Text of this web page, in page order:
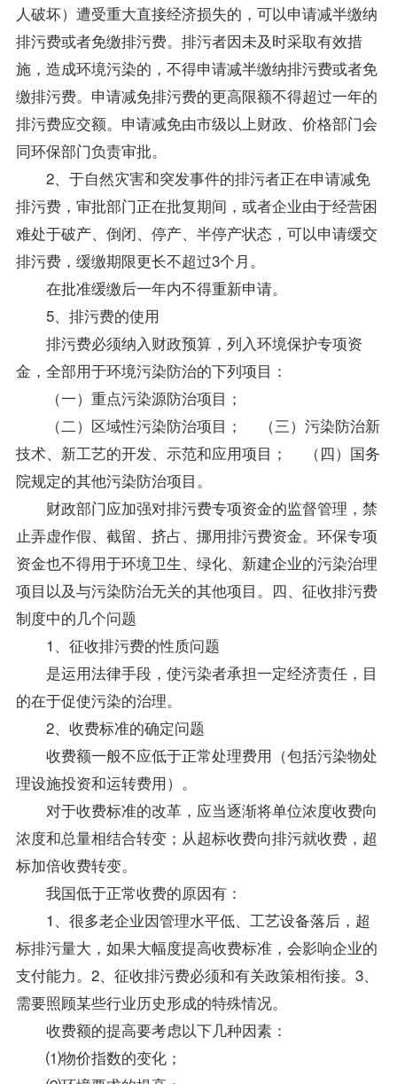
人破坏）遭受重大直接经济损失的，可以申请减半缴纳
排污费或者免缴排污费。排污者因未及时采取有效措
施，造成环境污染的，不得申请减半缴纳排污费或者免
缴排污费。申请减免排污费的更高限额不得超过一年的
排污费应交额。申请减免由市级以上财政、价格部门会
同环保部门负责审批。
2、于自然灾害和突发事件的排污者正在申请减免
排污费，审批部门正在批复期间，或者企业由于经营困
难处于破产、倒闭、停产、半停产状态，可以申请缓交
排污费，缓缴期限更长不超过3个月。
在批准缓缴后一年内不得重新申请。
5、排污费的使用
排污费必须纳入财政预算，列入环境保护专项资
金，全部用于环境污染防治的下列项目：
（一）重点污染源防治项目；
（二）区域性污染防治项目； （三）污染防治新
技术、新工艺的开发、示范和应用项目； （四）国务
院规定的其他污染防治项目。
财政部门应加强对排污费专项资金的监督管理，禁
止弄虚作假、截留、挤占、挪用排污费资金。环保专项
资金也不得用于环境卫生、绿化、新建企业的污染治理
项目以及与污染防治无关的其他项目。四、征收排污费
制度中的几个问题
1、征收排污费的性质问题
是运用法律手段，使污染者承担一定经济责任，目
的在于促使污染的治理。
2、收费标准的确定问题
收费额一般不应低于正常处理费用（包括污染物处
理设施投资和运转费用）。
对于收费标准的改革，应当逐渐将单位浓度收费向
浓度和总量相结合转变；从超标收费向排污就收费，超
标加倍收费转变。
我国低于正常收费的原因有：
1、很多老企业因管理水平低、工艺设备落后，超
标排污量大，如果大幅度提高收费标准，会影响企业的
支付能力。2、征收排污费必须和有关政策相衔接。3、
需要照顾某些行业历史形成的特殊情况。
收费额的提高要考虑以下几种因素：
⑴物价指数的变化；